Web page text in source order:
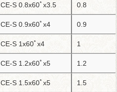
CE-S 0.8x60ﾟx3.5 0.8
CE-S 0.9x60ﾟx4 0.9
CE-S 1x60ﾟx4 1
CE-S 1.2x60ﾟx5 1.2
CE-S 1.5x60ﾟx5 1.5